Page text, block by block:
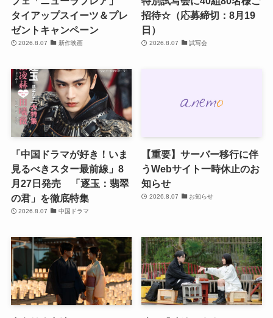
タイアップスイーツ＆プレ
ゼントキャンペーン
2026.8.07 新作映画
招待☆（応募締切：8月19
日）
2026.8.07 試写会
「中国ドラマが好き！いま
見るべきスター最前線」8
月27日発売 「逐玉：翡翠
の君」を徹底特集
2026.8.07 中国ドラマ
【重要】サーバー移行に伴
うWebサイト一時休止のお
知らせ
2026.8.07 お知らせ